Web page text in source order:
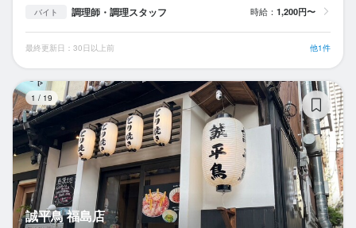
バイト 調理師・調理スタッフ 時給： 1,200円〜
最終更新日：30日以上前 他1件
1 / 19
誠平鳥 福島店